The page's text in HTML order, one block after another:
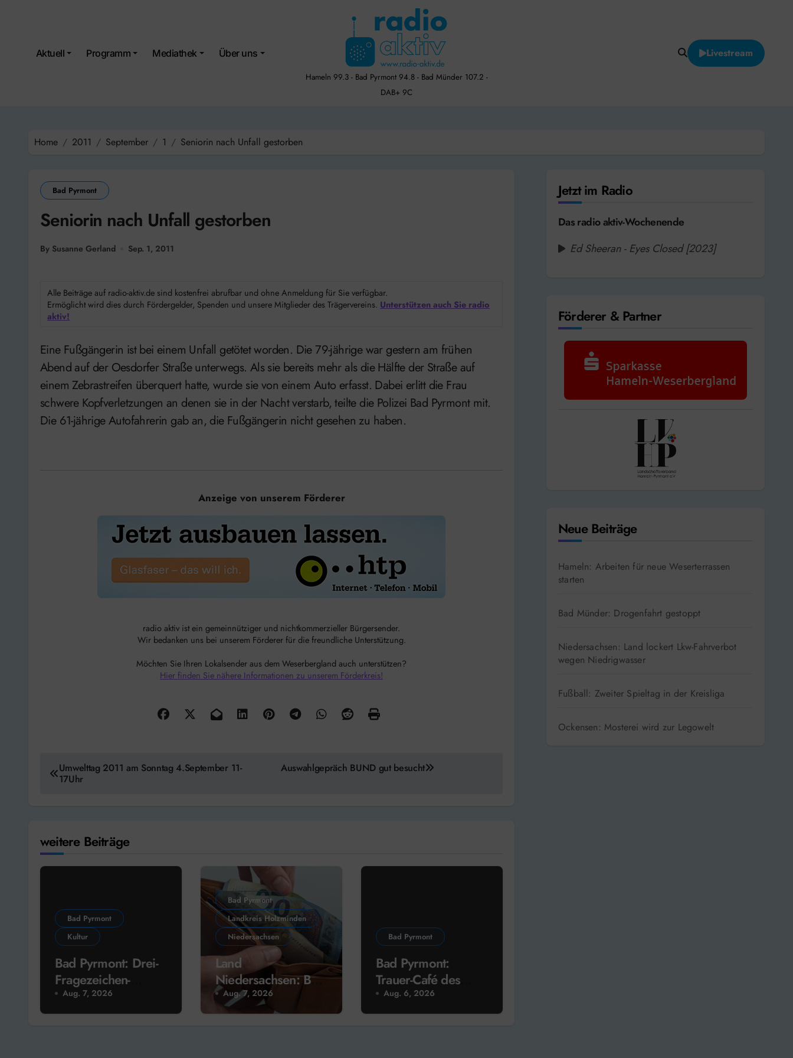
Aktuell Programm Mediathek Über uns
Hameln 99.3 - Bad Pyrmont 94.8 - Bad Münder 107.2 -
DAB+ 9C
Livestream
Home 2011 September 1 Seniorin nach Unfall gestorben
Bad Pyrmont
Seniorin nach Unfall gestorben
By Susanne Gerland Sep. 1, 2011
Alle Beiträge auf radio-aktiv.de sind kostenfrei abrufbar und ohne Anmeldung für Sie verfügbar.
Ermöglicht wird dies durch Fördergelder, Spenden und unsere Mitglieder des Trägervereins. Unterstützen auch Sie radio
aktiv!
Eine Fußgängerin ist bei einem Unfall getötet worden. Die 79-jährige war gestern am frühen
Abend auf der Oesdorfer Straße unterwegs. Als sie bereits mehr als die Hälfte der Straße auf
einem Zebrastreifen überquert hatte, wurde sie von einem Auto erfasst. Dabei erlitt die Frau
schwere Kopfverletzungen an denen sie in der Nacht verstarb, teilte die Polizei Bad Pyrmont mit.
Die 61-jährige Autofahrerin gab an, die Fußgängerin nicht gesehen zu haben.
Anzeige von unserem Förderer
radio aktiv ist ein gemeinnütziger und nichtkommerzieller Bürgersender.
Wir bedanken uns bei unserem Förderer für die freundliche Unterstützung.
Möchten Sie Ihren Lokalsender aus dem Weserbergland auch unterstützen?
Hier finden Sie nähere Informationen zu unserem Förderkreis!
Beitragsnavigation
Umwelttag 2011 am Sonntag 4.September 11-
17Uhr
Auswahlgepräch BUND gut besucht
weitere Beiträge
Bad Pyrmont
Kultur
Bad Pyrmont: Drei-
Fragezeichen-
Sprecher liest heute
im Schlosshof
Aug. 7, 2026
Bad Pyrmont
Landkreis Holzminden
Niedersachsen
Land
Niedersachsen: Bad
Münder & Delligsen
erhalten
Aug. 7, 2026
Bad Pyrmont
Bad Pyrmont:
Trauer-Café des
Hospiz-Vereins
Aug. 6, 2026
Jetzt im Radio
Das radio aktiv-Wochenende
Ed Sheeran - Eyes Closed [2023]
Förderer & Partner
Neue Beiträge
Hameln: Arbeiten für neue Weserterrassen
starten
Bad Münder: Drogenfahrt gestoppt
Niedersachsen: Land lockert Lkw-Fahrverbot
wegen Niedrigwasser
Fußball: Zweiter Spieltag in der Kreisliga
Ockensen: Mosterei wird zur Legowelt